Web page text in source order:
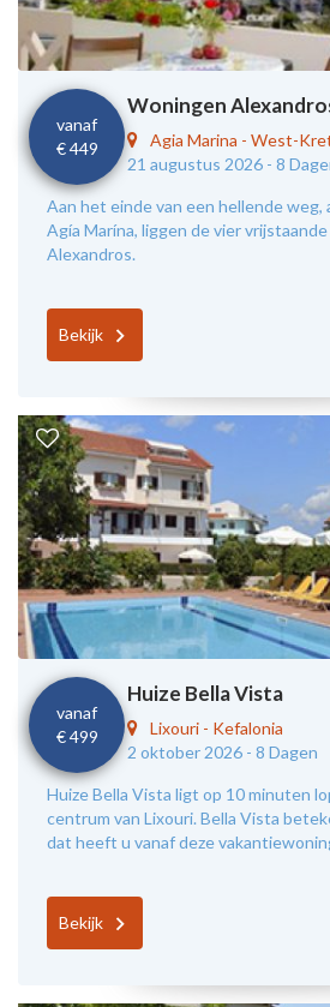
vanaf
€ 449
Woningen
Agia Marina - West-
21 augustus 2026 - 8
Aan het einde van een hellende weg,
Agía Marína, liggen de vier
Alexandros.
Bekijk
vanaf
€ 499
Huize Bella Vista
Lixouri- Kefalonia
2 oktober 2026 - 8 Dagen
Huize Bella Vista ligt op 10 minuten
centrum van Lixouri. Bella Vista
dat heeft u vanaf deze
Bekijk